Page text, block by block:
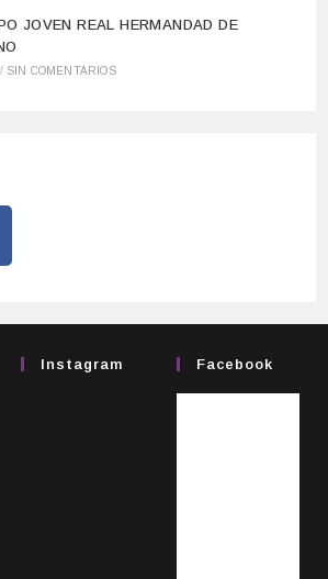
JOVEN REAL HERMANDAD DE
/ SIN COMENTARIOS
Instagram Facebook